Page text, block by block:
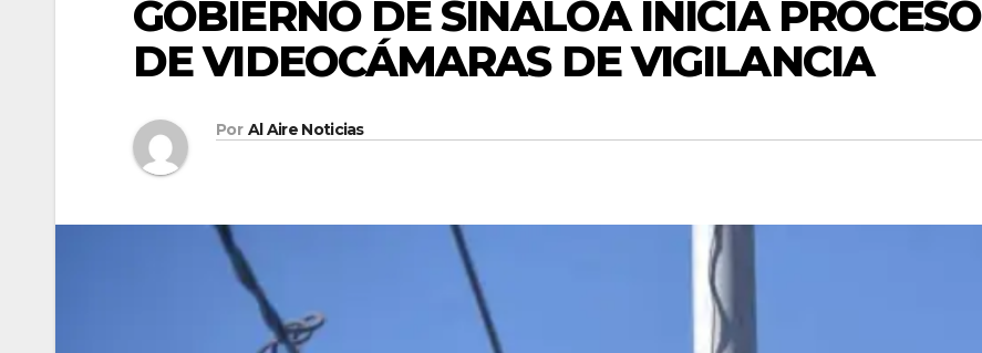
GOBIERNO DE SINALOA INICIA
DE VIDEOCÁMARAS DE VIGILANCIA
Por Al Aire Noticias